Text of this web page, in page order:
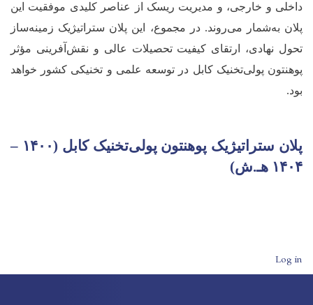
داخلی و خارجی، و مدیریت ریسک از عناصر کلیدی موفقیت این
پلان به‌شمار می‌روند. در مجموع، این پلان ستراتیژیک زمینه‌ساز
تحول نهادی، ارتقای کیفیت تحصیلات عالی و نقش‌آفرینی مؤثر
پوهنتون پولی‌تخنیک کابل در توسعه علمی و تخنیکی کشور خواهد
بود.
پلان ستراتیژیک پوهنتون پولی‌تخنیک کابل (۱۴۰۰ –
۱۴۰۴ هـ.ش)
User account menu
Log in